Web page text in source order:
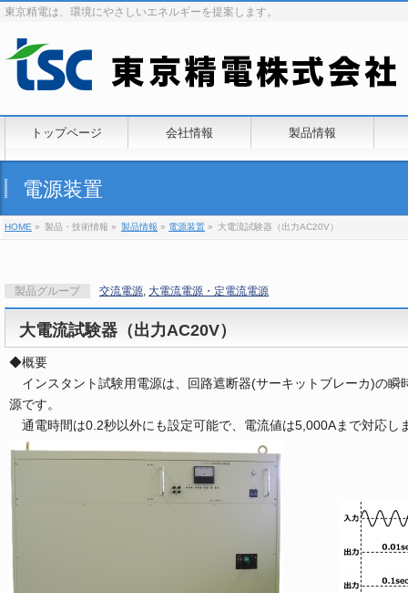
東京精電は、環境にやさしいエネルギーを提案します。
トップページ 会社情報 製品情報
電源装置
HOME » 製品・技術情報 » 製品情報 » 電源装置 » 大電流試験器（出力AC20V）
製品グループ 交流電源, 大電流電源・定電流電源
大電流試験器（出力AC20V）
◆概要
インスタント試験用電源は、回路遮断器(サーキットブレーカ)の瞬
源です。
通電時間は0.2秒以外にも設定可能で、電流値は5,000Aまで対応し